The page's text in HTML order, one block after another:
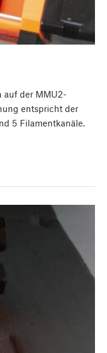
auf der MMU2-
entspricht der
5 Filamentkanäle.